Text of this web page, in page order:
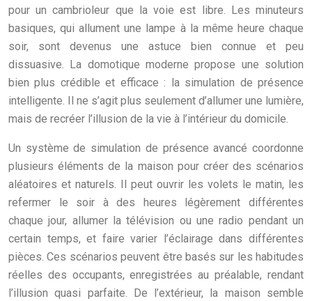
pour un cambrioleur que la voie est libre. Les minuteurs
basiques, qui allument une lampe à la même heure chaque
soir, sont devenus une astuce bien connue et peu
dissuasive. La domotique moderne propose une solution
bien plus crédible et efficace : la simulation de présence
intelligente. Il ne s’agit plus seulement d’allumer une lumière,
mais de recréer l’illusion de la vie à l’intérieur du domicile.
Un système de simulation de présence avancé coordonne
plusieurs éléments de la maison pour créer des scénarios
aléatoires et naturels. Il peut ouvrir les volets le matin, les
refermer le soir à des heures légèrement différentes
chaque jour, allumer la télévision ou une radio pendant un
certain temps, et faire varier l’éclairage dans différentes
pièces. Ces scénarios peuvent être basés sur les habitudes
réelles des occupants, enregistrées au préalable, rendant
l’illusion quasi parfaite. De l’extérieur, la maison semble